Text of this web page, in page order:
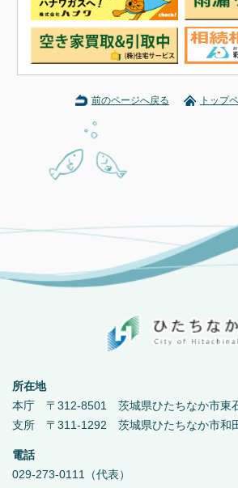
前のページへ戻る トップ
所在地
本庁 〒312-8501 茨城県ひたちなか市東
支所 〒311-1292 茨城県ひたちなか市和
電話
029-273-0111（代表）